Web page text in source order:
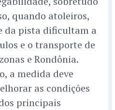
quando atoleiros,
da pista dificultam a
e o transporte de
e Rondônia.
a medida deve
as condições
principais